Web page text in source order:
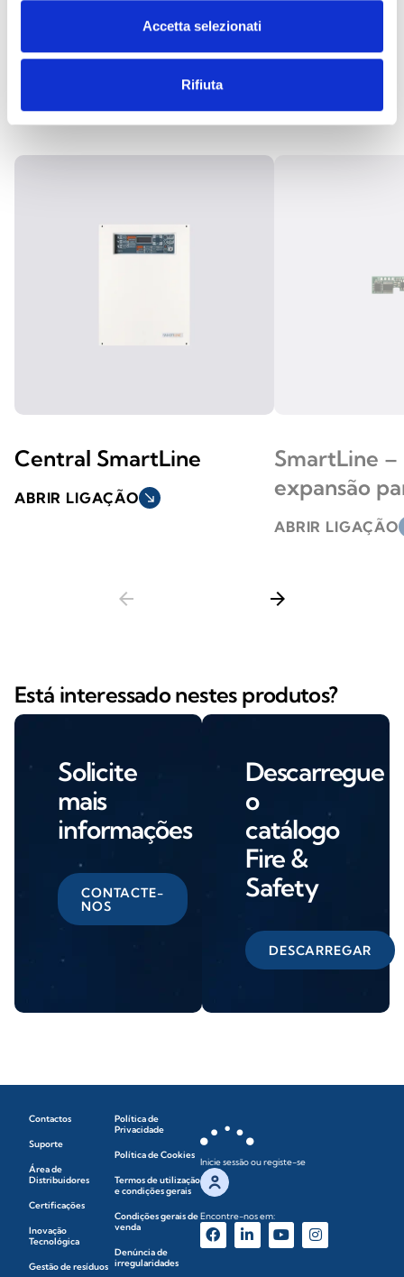
Accetta selezionati
Rifiuta
OUTROS PRODUTOS
SEMELHANTES
Central SmartLine
ABRIR LIGAÇÃO south_east
SmartLine –
expansão
ABRIR LIGAÇÃO
arrow_back arrow_forward
Está interessado nestes produtos?
Solicite
mais
informações
CONTACTE-
NOS
Descarregue
o
catálogo
Fire &
Safety
DESCARREGAR
Contactos
Suporte
Área de
Distribuidores
Certificações
Inovação
Tecnológica
Gestão de resíduos
Política de
Privacidade
Política de Cookies
Termos de utilização
e condições gerais
Condições gerais de
venda
Denúncia de
irregularidades
Inicie sessão ou registe-se
Encontre-nos em: